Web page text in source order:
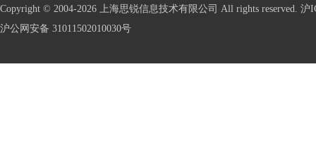
Copyright © 2004-2026 上海思锐信息技术有限公司 All rights reserved. 沪
沪公网安备 31011502010030号